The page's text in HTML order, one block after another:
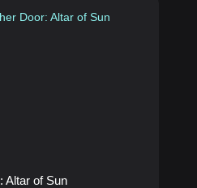
Altar of Sun